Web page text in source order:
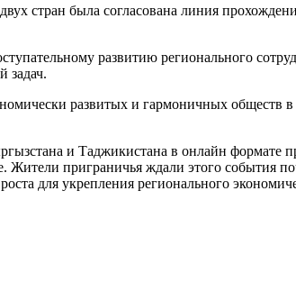
стран была согласована линия
развитию регионального
задач.
развитых и гармоничных обществ
и Таджикистана в онлайн формате
приграничья ждали этого события
для укрепления регионального